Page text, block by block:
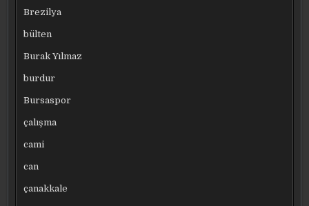
Brezilya
bülten
Burak Yılmaz
burdur
Bursaspor
çalışma
cami
can
çanakkale